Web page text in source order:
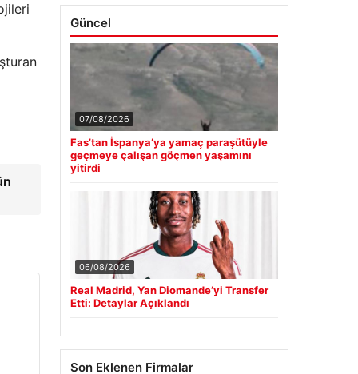
Güncel
07/08/2026
Fas’tan İspanya’ya yamaç paraşütüyle
geçmeye çalışan göçmen yaşamını
yitirdi
06/08/2026
Real Madrid, Yan Diomande’yi Transfer
Etti: Detaylar Açıklandı
Son Eklenen Firmalar